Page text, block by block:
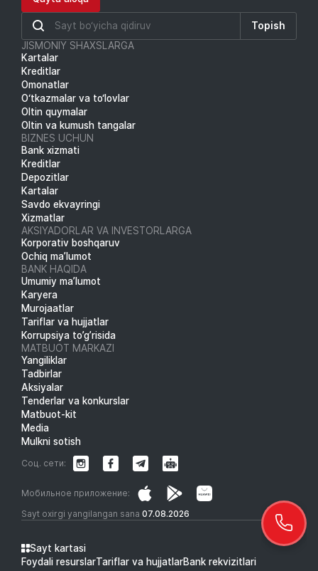
Topish
JISMONIY SHAXSLARGA
Kartalar
Kreditlar
Omonatlar
O‘tkazmalar va to‘lovlar
Oltin quymalar
Oltin va kumush tangalar
BIZNES UCHUN
Bank xizmati
Kreditlar
Depozitlar
Kartalar
Savdo ekvayringi
Xizmatlar
AKSIYADORLAR VA INVESTORLARGA
Korporativ boshqaruv
Ochiq ma’lumot
BANK HAQIDA
Umumiy ma’lumot
Karyera
Murojaatlar
Tariflar va hujjatlar
Korrupsiya to’g’risida
MATBUOT MARKAZI
Yangiliklar
Tadbirlar
Aksiyalar
Tenderlar va konkurslar
Matbuot-kit
Media
Mulkni sotish
Sayt oxirgi yangilangan sana 07.08.2026
Мобильное приложение:
Соц. сети:
Sayt kartasi
Foydali resurslarTariflar va hujjatlarBank rekvizitlari